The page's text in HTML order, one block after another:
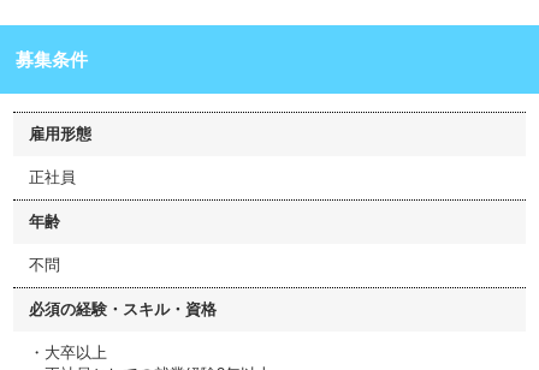
募集条件
雇用形態
正社員
年齢
不問
必須の経験・スキル・資格
・大卒以上